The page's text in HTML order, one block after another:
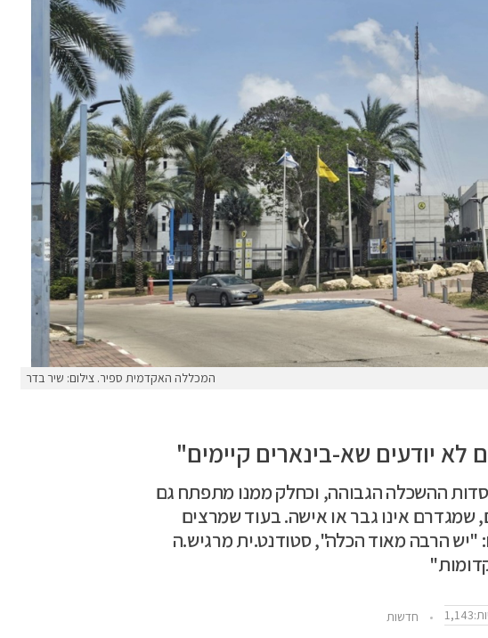
המכללה האקדמית ספיר. צילום: שיר בדר
יודעים שא-בינארים קיימים"
ההשכלה הגבוהה, וכחלק ממנו מתפתח גם
שמגדרם אינו גבר או אישה. בעוד שמרצים
"יש הרבה מאוד הכלה", סטודנט.ית מרגיש.ה
1,143 חדשות